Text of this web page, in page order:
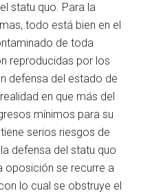
statu quo. Para la
todo está bien en el
de toda
reproducidas por los
defensa del estado de
en que más del
mínimos para su
serios riesgos de
defensa del statu quo
oposición se recurre a
lo cual se obstruye el